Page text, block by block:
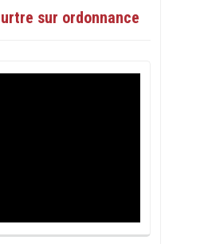
sur ordonnance